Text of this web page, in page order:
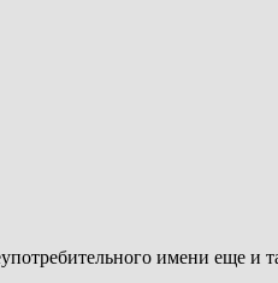
имени еще и